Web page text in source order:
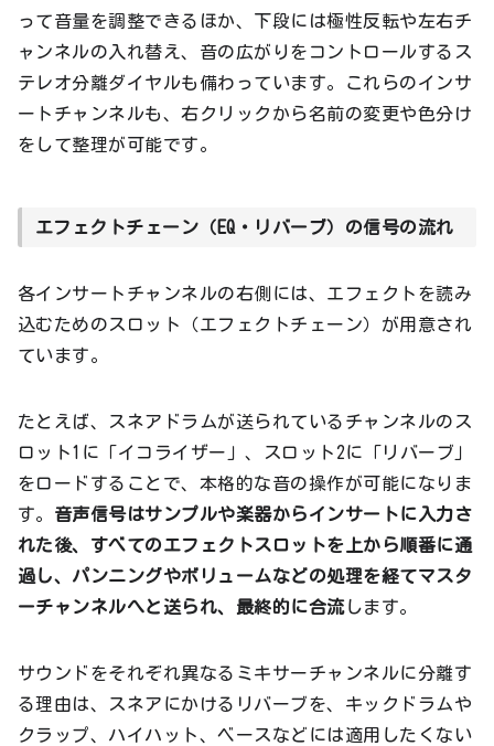
って音量を調整できるほか、下段には極性反転や左右チ
ャンネルの入れ替え、音の広がりをコントロールするス
テレオ分離ダイヤルも備わっています。これらのインサ
ートチャンネルも、右クリックから名前の変更や色分け
をして整理が可能です。
エフェクトチェーン（EQ・リバーブ）の信号の流れ
各インサートチャンネルの右側には、エフェクトを読み
込むためのスロット（エフェクトチェーン）が用意され
ています。
たとえば、スネアドラムが送られているチャンネルのス
ロット1に「イコライザー」、スロット2に「リバーブ」
をロードすることで、本格的な音の操作が可能になりま
す。 音声信号はサンプルや楽器からインサートに入力さ
れた後、すべてのエフェクトスロットを上から順番に通
過し、パンニングやボリュームなどの処理を経てマスタ
ーチャンネルへと送られ、最終的に合流します。
サウンドをそれぞれ異なるミキサーチャンネルに分離す
る理由は、スネアにかけるリバーブを、キックドラムや
クラップ、ハイハット、ベースなどには適用したくない